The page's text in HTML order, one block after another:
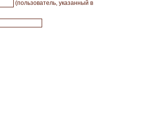
(пользователь, указанный в